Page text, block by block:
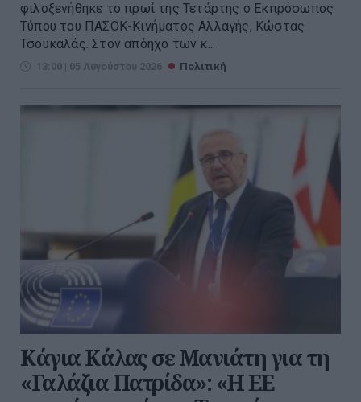
φιλοξενήθηκε το πρωί της Τετάρτης ο Εκπρόσωπος
Τύπου του ΠΑΣΟΚ-Κινήματος Αλλαγής, Κώστας
Τσουκαλάς. Στον απόηχο των κ...
13:00 | 05 Αυγούστου 2026 Πολιτική
Κάγια Κάλας σε Μανιάτη για τη
«Γαλάζια Πατρίδα»: «Η ΕΕ